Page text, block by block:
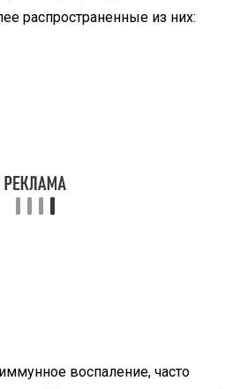
распространенные из них:
воспаление, часто